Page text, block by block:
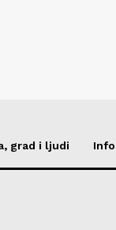
grad i ljudi Info